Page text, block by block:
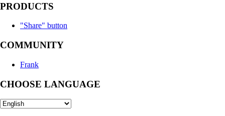
PRODUCTS
"Share" button
COMMUNITY
Frank
CHOOSE LANGUAGE